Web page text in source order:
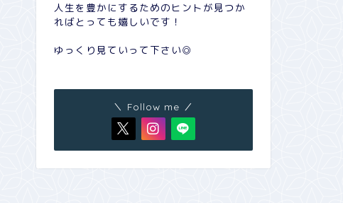
人生を豊かにするためのヒントが見つか
ればとっても嬉しいです！
ゆっくり見ていって下さい◎
＼ Follow me ／